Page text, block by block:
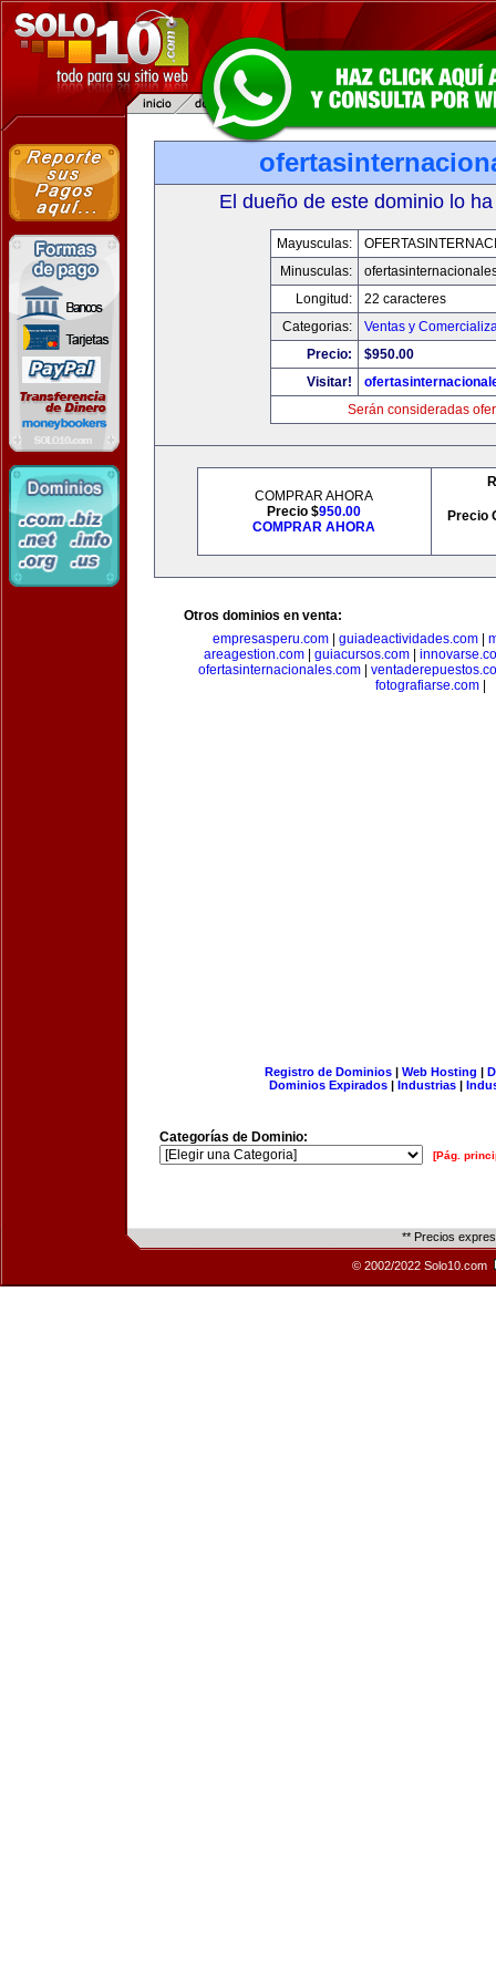
El dueño de este dominio lo
Mayusculas:
Minusculas:
Longitud:
22 caracteres
Categorias:
Ventas y
Precio:
$950.00
Visitar!
Serán consideradas
COMPRAR AHORA
Precio $950.00
COMPRAR AHORA
Precio
Otros dominios en venta:
empresasperu.com| guiadeactividades.com|
areagestion.com| guiacursos.com|
ofertasinternacionales.com|
fotografiarse.com
Registro de Dominios| Web Hosting |
Dominios Expirados | Industrias |
Categorías de Dominio:
[Pág.
** Precios
© 2002/2022 Solo10.com